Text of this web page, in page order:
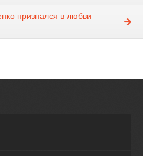
признался в любви